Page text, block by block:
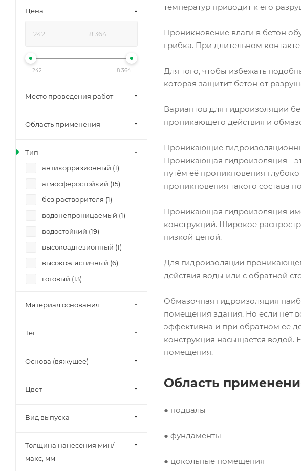
температур приводит к его
Проникновение влаги в бетон
грибка. При длительном
Для того, чтобы избежать
которая защитит бетон от
Вариантов для гидроизоляции
проникающего действия и
Проникающие
Проникающая гидроизоляция -
путём её проникновения
проникновения такого состава
Проникающая гидроизоляция
конструкций. Широкое
низкой ценой.
Для гидроизоляции
действия воды или с обратной
Обмазочная гидроизоляция
помещения здания. Но если нет
эффективна и при обратном её
конструкция насыщается водой.
помещения.
Область
● подвалы
● фундаменты
● цокольные помещения
Цена
242 8 364
Место проведения работ
Область применения
Тип
антикорразионный (1)
атмосферостойкий (15)
без растворителя (1)
водонепроницаемый (1)
водостойкий (19)
высокоадгезионный (1)
высокоэластичный (6)
готовый (13)
жидкий (
обмазочный (
проникающая (
Материал основания
Тег
Основа (вяжущее)
Цвет
Вид выпуска
Толщина нанесения мин/
макс, мм